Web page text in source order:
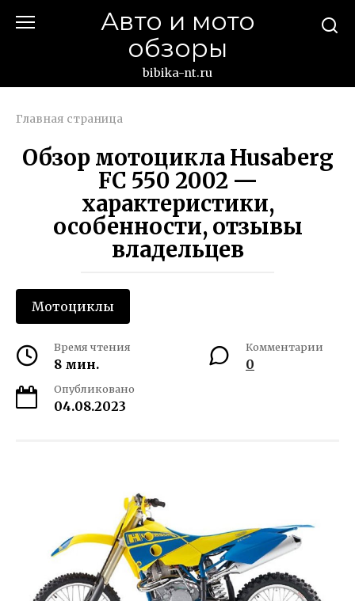
Авто и мото
обзоры
bibika-nt.ru
Главная страница
Обзор мотоцикла Husaberg
FC 550 2002 —
характеристики,
особенности, отзывы
владельцев
Мотоциклы
Время чтения
8 мин.
Комментарии
0
Опубликовано
04.08.2023